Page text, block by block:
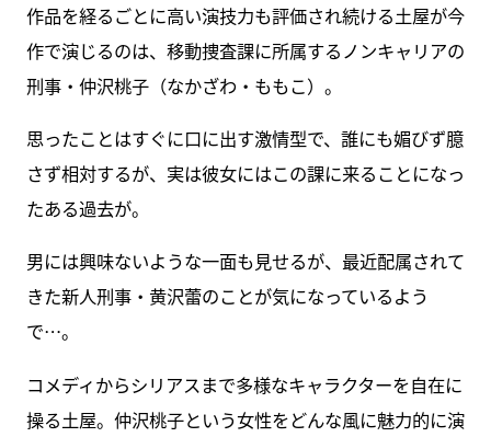
作品を経るごとに高い演技力も評価され続ける土屋が今
作で演じるのは、移動捜査課に所属するノンキャリアの
刑事・仲沢桃子（なかざわ・ももこ）。
思ったことはすぐに口に出す激情型で、誰にも媚びず臆
さず相対するが、実は彼女にはこの課に来ることになっ
たある過去が。
男には興味ないような一面も見せるが、最近配属されて
きた新人刑事・黄沢蕾のことが気になっているよう
で…。
コメディからシリアスまで多様なキャラクターを自在に
操る土屋。仲沢桃子という女性をどんな風に魅力的に演